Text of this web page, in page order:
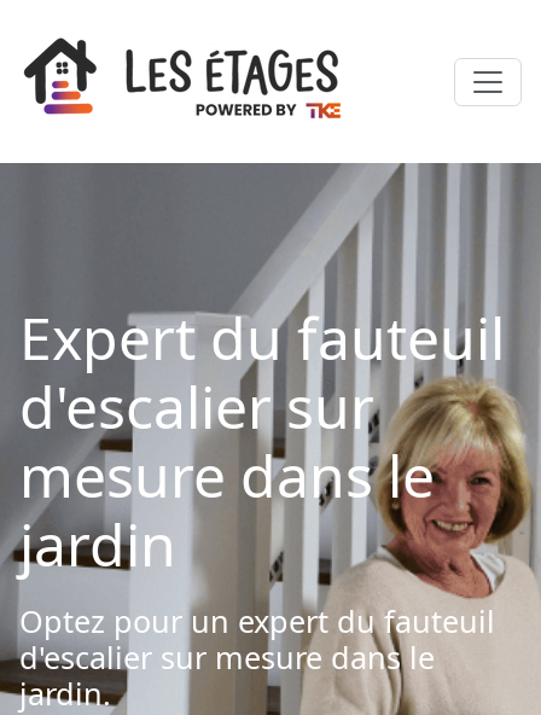
Expert du fauteuil
d'escalier sur
mesure dans le
jardin
Optez pour un expert du fauteuil
d'escalier sur mesure dans le
jardin.